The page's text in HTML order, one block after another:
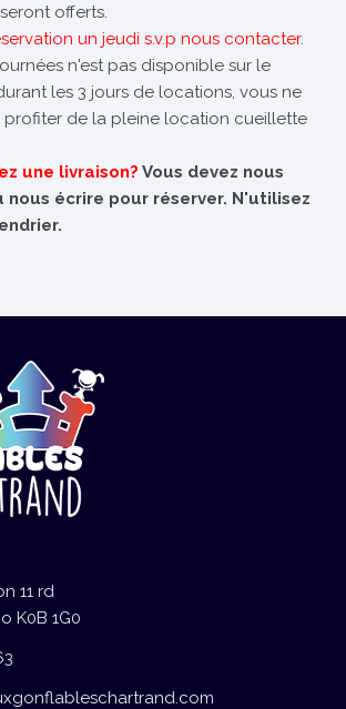
offerts.
un jeudi s.v.p nous contacter.
n'est pas disponible sur le
les 3 jours de locations, vous ne
profiter de la pleine location cueillette
une livraison? Vous devez nous
nous écrire pour réserver. N'utilisez
11 rd
K0B 1G0